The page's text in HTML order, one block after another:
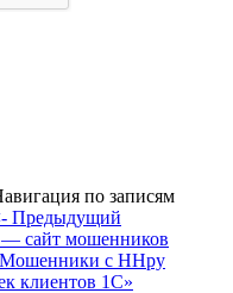
по записям
Предыдущий
— сайт мошенников
Мошенники с HHру
клиентов 1С»